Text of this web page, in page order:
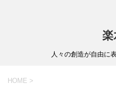
楽
人々の創造が自由に
HOME >